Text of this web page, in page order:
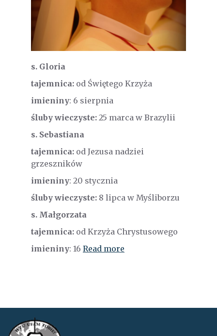
s. Gloria
tajemnica: od Świętego Krzyża
imieniny: 6 sierpnia
śluby wieczyste: 25 marca w Brazylii
s. Sebastiana
tajemnica: od Jezusa nadziei
grzeszników
imieniny: 20 stycznia
śluby wieczyste: 8 lipca w Myśliborzu
s. Małgorzata
tajemnica: od Krzyża Chrystusowego
imieniny: 16 Read more